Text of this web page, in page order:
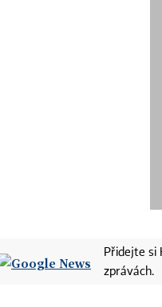
Přidejte si
zprávách.